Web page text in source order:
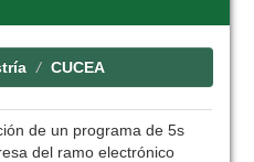
CUCEA
de un programa de 5s
del ramo electrónico